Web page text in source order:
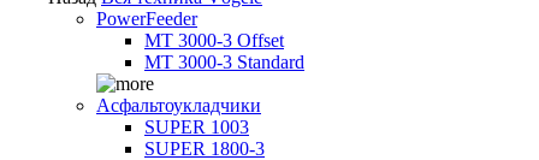
PowerFeeder
MT 3000-3 Offset
MT 3000-3 Standard
Асфальтоукладчики
SUPER 1003
SUPER 1800-3